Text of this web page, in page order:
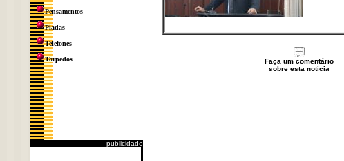
Pensamentos
Piadas
Telefones
Torpedos
publicidade
Faça um comentário
sobre esta notícia